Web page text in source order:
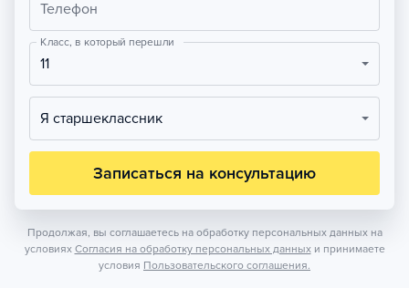
Телефон
Класс, в который перешли
11
Я старшеклассник
Записаться на консультацию
Продолжая, вы соглашаетесь на обработку персональных данных на
условиях Согласия на обработку персональных данных и принимаете
условия Пользовательского соглашения.